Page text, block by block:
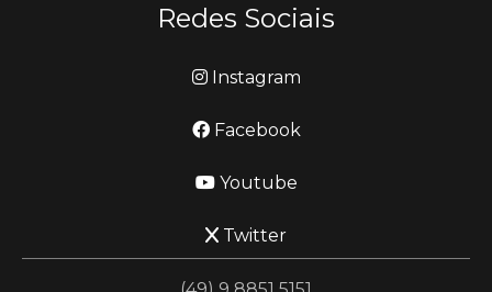
Redes Sociais
Instagram
Facebook
Youtube
Twitter